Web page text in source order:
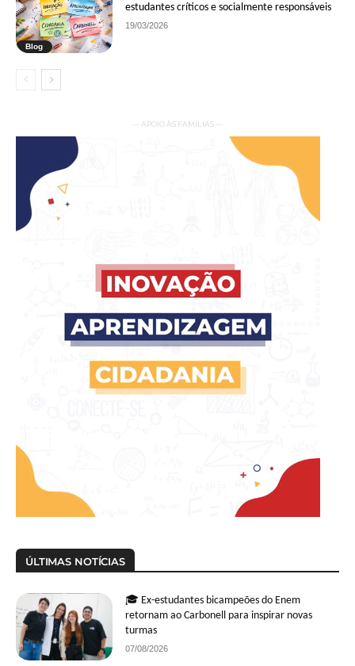
Blog
estudantes críticos e socialmente responsáveis
19/03/2026
— APOIO ÀS FAMÍLIAS —
ÚLTIMAS NOTÍCIAS
🎓 Ex-estudantes bicampeões do Enem
retornam ao Carbonell para inspirar novas
turmas
07/08/2026